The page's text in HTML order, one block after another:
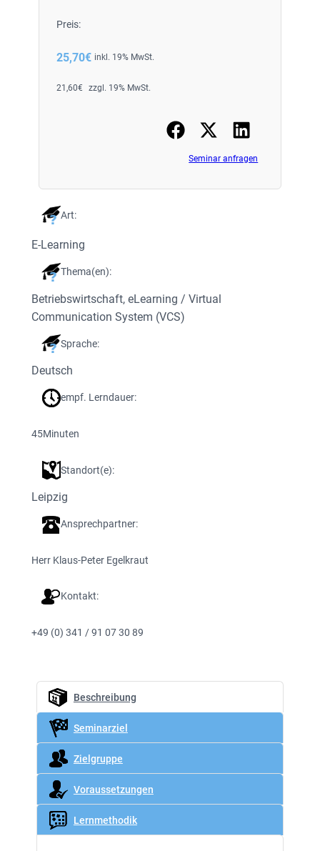
Preis:
25,70€ inkl. 19% MwSt.
21,60€ zzgl. 19% MwSt.
Seminar anfragen
Art:
E-Learning
Thema(en):
Betriebswirtschaft, eLearning / Virtual
Communication System (VCS)
Sprache:
Deutsch
empf. Lerndauer:
45Minuten
Standort(e):
Leipzig
Ansprechpartner:
Herr Klaus-Peter Egelkraut
Kontakt:
+49 (0) 341 / 91 07 30 89
Beschreibung
Seminarziel
Zielgruppe
Voraussetzungen
Lernmethodik